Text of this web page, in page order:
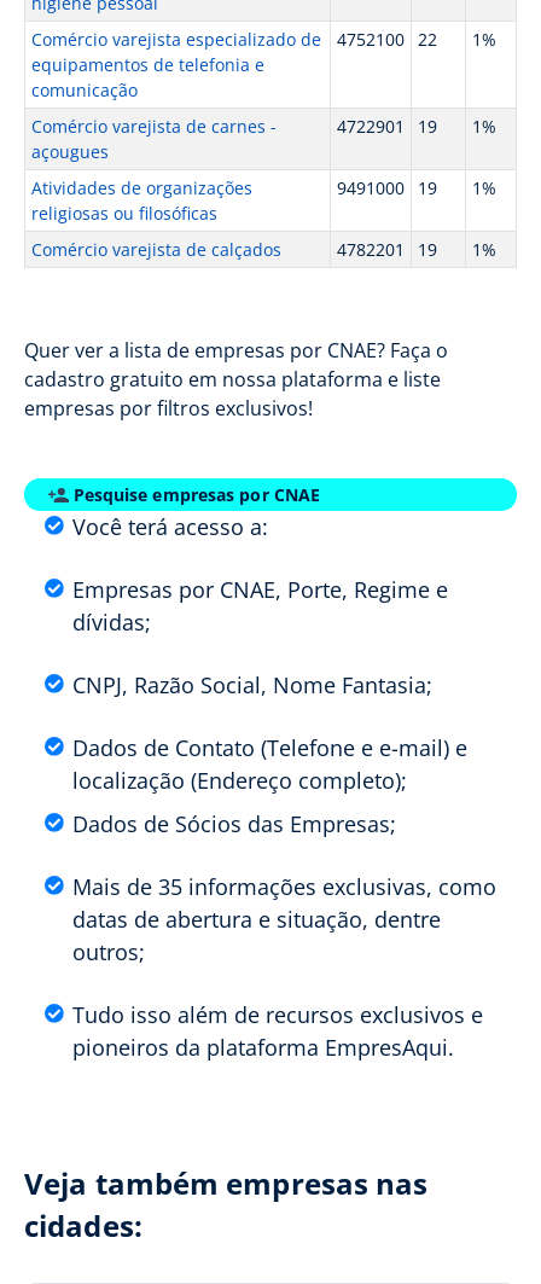
Comércio varejista especializado de
equipamentos de telefonia e
comunicação
4752100 22 1%
Comércio varejista de carnes -
açougues
4722901 19 1%
Atividades de organizações
religiosas ou filosóficas
9491000 19 1%
Comércio varejista de calçados 4782201 19 1%
Quer ver a lista de empresas por CNAE? Faça o
cadastro gratuito em nossa plataforma e liste
empresas por filtros exclusivos!
Pesquise empresas por CNAE
Você terá acesso a:
Empresas por CNAE, Porte, Regime e
dívidas;
CNPJ, Razão Social, Nome Fantasia;
Dados de Contato (Telefone e e-mail) e
localização (Endereço completo);
Dados de Sócios das Empresas;
Mais de 35 informações exclusivas, como
datas de abertura e situação, dentre
outros;
Tudo isso além de recursos exclusivos e
pioneiros da plataforma EmpresAqui.
Veja também empresas nas
cidades: